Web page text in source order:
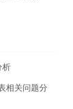
析
相关问题分